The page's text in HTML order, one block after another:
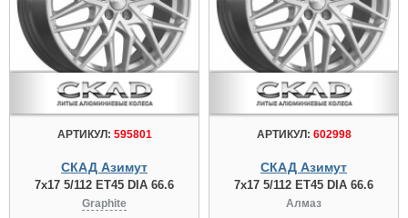
АРТИКУЛ: 595801
СКАД Азимут
7x17 5/112 ET45 DIA 66.6
Graphite
АРТИКУЛ: 602998
СКАД Азимут
7x17 5/112 ET45 DIA 66.6
Алмаз